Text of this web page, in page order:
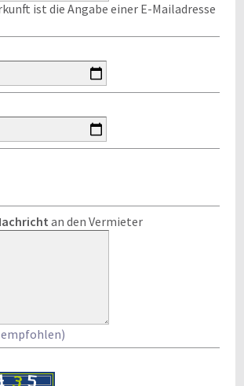
ist die Angabe einer E-Mailadresse
an den Vermieter